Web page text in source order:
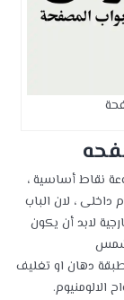
نقاط أساسية ،
، لان الباب
لابد أن يكون
دهان او تغليف
الالومنيوم.